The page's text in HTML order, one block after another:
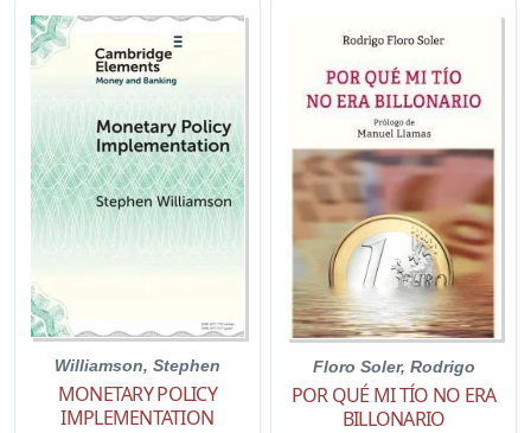
Williamson, Stephen
MONETARY POLICY
IMPLEMENTATION
Floro Soler, Rodrigo
POR QUÉ MI TÍO NO ERA
BILLONARIO